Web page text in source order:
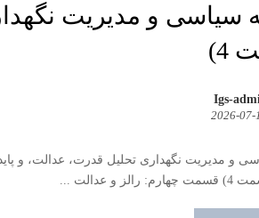
سیاسی و مدیریت
Igs-
2026-07-
و مدیریت نگهداری تحلیل قدرت، عدالت، و
و عدالت ...